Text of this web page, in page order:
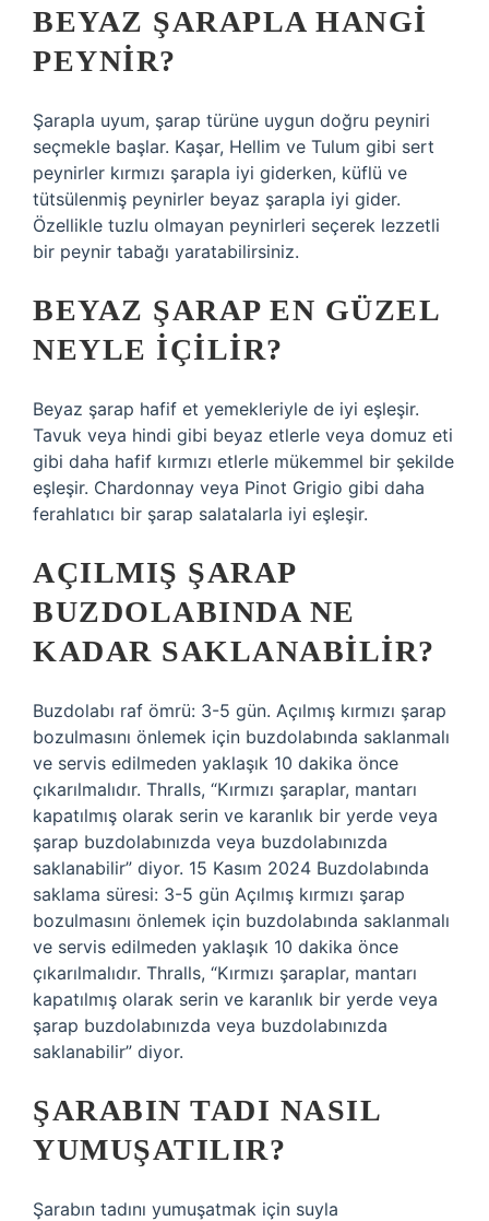
BEYAZ ŞARAPLA HANGI
PEYNIR?
Şarapla uyum, şarap türüne uygun doğru peyniri
seçmekle başlar. Kaşar, Hellim ve Tulum gibi sert
peynirler kırmızı şarapla iyi giderken, küflü ve
tütsülenmiş peynirler beyaz şarapla iyi gider.
Özellikle tuzlu olmayan peynirleri seçerek lezzetli
bir peynir tabağı yaratabilirsiniz.
BEYAZ ŞARAP EN GÜZEL
NEYLE IÇILIR?
Beyaz şarap hafif et yemekleriyle de iyi eşleşir.
Tavuk veya hindi gibi beyaz etlerle veya domuz eti
gibi daha hafif kırmızı etlerle mükemmel bir şekilde
eşleşir. Chardonnay veya Pinot Grigio gibi daha
ferahlatıcı bir şarap salatalarla iyi eşleşir.
AÇILMIŞ ŞARAP
BUZDOLABINDA NE
KADAR SAKLANABILIR?
Buzdolabı raf ömrü: 3-5 gün. Açılmış kırmızı şarap
bozulmasını önlemek için buzdolabında saklanmalı
ve servis edilmeden yaklaşık 10 dakika önce
çıkarılmalıdır. Thralls, “Kırmızı şaraplar, mantarı
kapatılmış olarak serin ve karanlık bir yerde veya
şarap buzdolabınızda veya buzdolabınızda
saklanabilir” diyor. 15 Kasım 2024 Buzdolabında
saklama süresi: 3-5 gün Açılmış kırmızı şarap
bozulmasını önlemek için buzdolabında saklanmalı
ve servis edilmeden yaklaşık 10 dakika önce
çıkarılmalıdır. Thralls, “Kırmızı şaraplar, mantarı
kapatılmış olarak serin ve karanlık bir yerde veya
şarap buzdolabınızda veya buzdolabınızda
saklanabilir” diyor.
ŞARABIN TADI NASIL
YUMUŞATILIR?
Şarabın tadını yumuşatmak için suyla